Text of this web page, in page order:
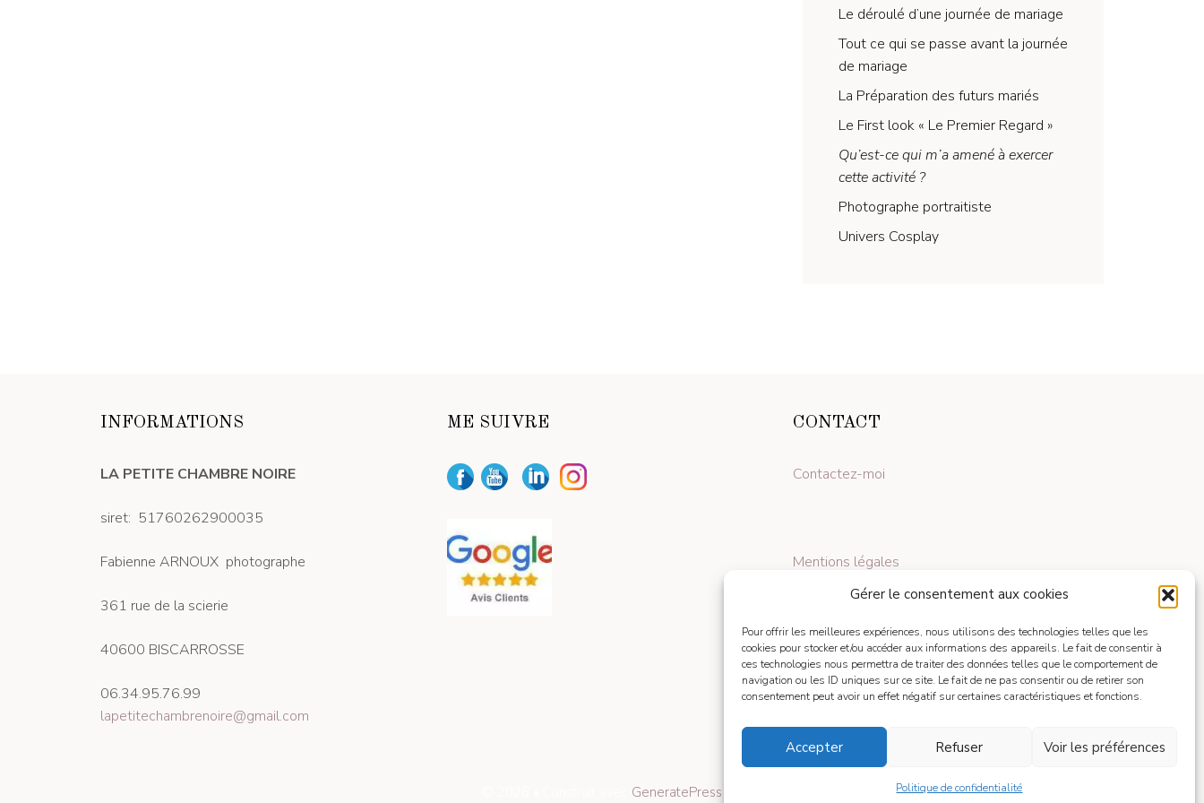
Gérer le consentement aux cookies
Pour offrir les meilleures expériences, nous utilisons des technologies telles que les
cookies pour stocker et/ou accéder aux informations des appareils. Le fait de consentir à
ces technologies nous permettra de traiter des données telles que le comportement de
navigation ou les ID uniques sur ce site. Le fait de ne pas consentir ou de retirer son
consentement peut avoir un effet négatif sur certaines caractéristiques et fonctions.
Accepter Refuser Voir les préférences
Politique de confidentialité
Le déroulé d’une journée de mariage
Tout ce qui se passe avant la journée
de mariage
La Préparation des futurs mariés
Le First look « Le Premier Regard »
Qu’est-ce qui m’a amené à exercer
cette activité ?
Photographe portraitiste
Univers Cosplay
INFORMATIONS
LA PETITE CHAMBRE NOIRE
siret: 51760262900035
Fabienne ARNOUX photographe
361 rue de la scierie
40600 BISCARROSSE
06.34.95.76.99
lapetitechambrenoire@gmail.com
ME SUIVRE CONTACT
Contactez-moi
Mentions légales
GeneratePress